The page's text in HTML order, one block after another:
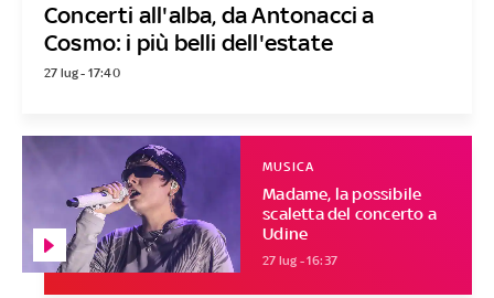
Concerti all'alba, da Antonacci a
Cosmo: i più belli dell'estate
27 lug - 17:40
Madame, la possibile
scaletta del concerto a
Udine
MUSICA
27 lug - 16:37